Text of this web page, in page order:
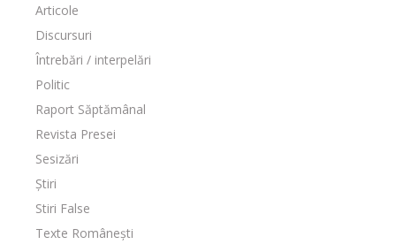
Articole
Discursuri
Întrebări / interpelări
Politic
Raport Săptămânal
Revista Presei
Sesizări
Știri
Stiri False
Texte Românești